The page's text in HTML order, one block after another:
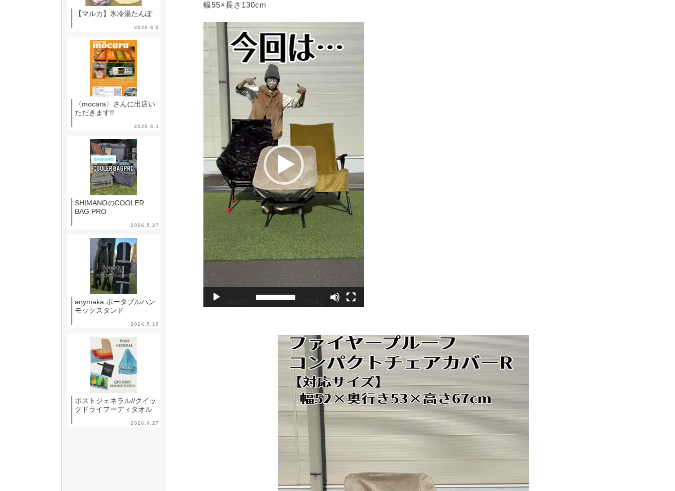
幅55×長さ130cm
動
画
レ
2026.6.9
【マルカ】氷冷湯たんぽ
2026.6.1
〈mocara〉さんに出店い
ただきます!!
2026.5.27
SHIMANOのCOOLER
BAG PRO
2026.5.19
anymaka ポータブルハン
モックスタンド
2026.4.27
ポストジェネラル//クイッ
クドライフーディタオル